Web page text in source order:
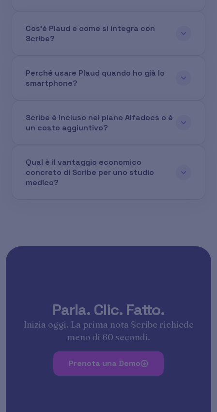
Cos'è Plaud e come si integra con
Scribe?
Perché usare Plaud quando ho già lo
smartphone?
Scribe è incluso nel piano Alfadocs o è
un costo aggiuntivo?
Qual è il vantaggio economico
concreto di Scribe per uno studio
medico?
Parla. Clic. Fatto.
Inizia oggi. La prima nota Scribe richiede
meno di 60 secondi.
Prenota una Demo